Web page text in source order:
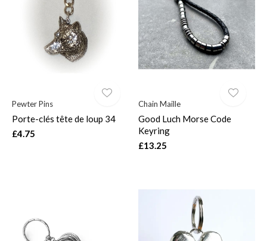
Pewter Pins
Porte-clés tête de loup 34
£4.75
Chain Maille
Good Luch Morse Code
Keyring
£13.25